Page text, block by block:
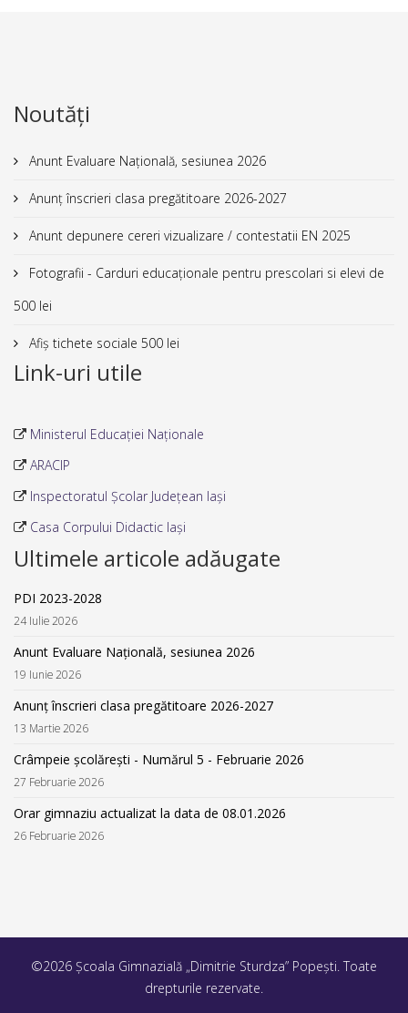
Noutăți
Anunt Evaluare Națională, sesiunea 2026
Anunț înscrieri clasa pregătitoare 2026-2027
Anunt depunere cereri vizualizare / contestatii EN 2025
Fotografii - Carduri educaționale pentru prescolari si elevi de
500 lei
Afiș tichete sociale 500 lei
Link-uri utile
Ministerul Educației Naționale
ARACIP
Inspectoratul Școlar Județean Iași
Casa Corpului Didactic Iași
Ultimele articole adăugate
PDI 2023-2028
24 Iulie 2026
Anunt Evaluare Națională, sesiunea 2026
19 Iunie 2026
Anunț înscrieri clasa pregătitoare 2026-2027
13 Martie 2026
Crâmpeie școlărești - Numărul 5 - Februarie 2026
27 Februarie 2026
Orar gimnaziu actualizat la data de 08.01.2026
26 Februarie 2026
©2026 Școala Gimnazială „Dimitrie Sturdza” Popești. Toate
drepturile rezervate.